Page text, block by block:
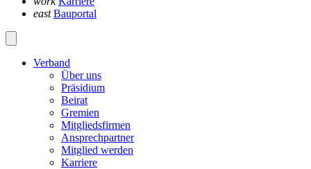
east Bauportal
Verband
Über uns
Präsidium
Beirat
Gremien
Mitgliedsfirmen
Ansprechpartner
Mitglied werden
Karriere